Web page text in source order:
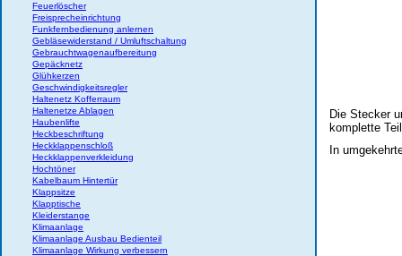
Feuerlöscher
Freisprecheinrichtung
Funkfernbedienung anlernen
Gebläsewiderstand / Umluftschaltung
Gebrauchtwagenaufbereitung
Gepäcknetz
Glühkerzen
Geschwindigkeitsregler
Haltenetz Kofferraum
Haltenetze Ablagen
Haubenlifte
Heckbeschriftung
Heckklappenschloß
Heckklappenverkleidung
Hochtöner
Kabelbaum Hintertür
Klappsitze
Klapptische
Kleiderstange
Klimaanlage
Klimaanlage Ausbau Bedienteil
Klimaanlage Wirkung verbessern
Die Stecker
komplette
In